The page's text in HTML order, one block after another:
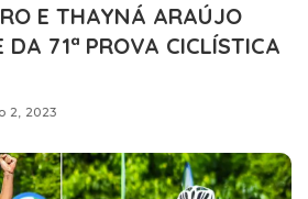
E THAYNÁ ARAÚJO
DA 71ª PROVA CICLÍSTICA
2, 2023